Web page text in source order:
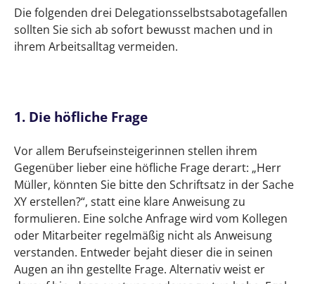
Die folgenden drei Delegationsselbstsabotagefallen
sollten Sie sich ab sofort bewusst machen und in
ihrem Arbeitsalltag vermeiden.
1. Die höfliche Frage
Vor allem Berufseinsteigerinnen stellen ihrem
Gegenüber lieber eine höfliche Frage derart: „Herr
Müller, könnten Sie bitte den Schriftsatz in der Sache
XY erstellen?“, statt eine klare Anweisung zu
formulieren. Eine solche Anfrage wird vom Kollegen
oder Mitarbeiter regelmäßig nicht als Anweisung
verstanden. Entweder bejaht dieser die in seinen
Augen an ihn gestellte Frage. Alternativ weist er